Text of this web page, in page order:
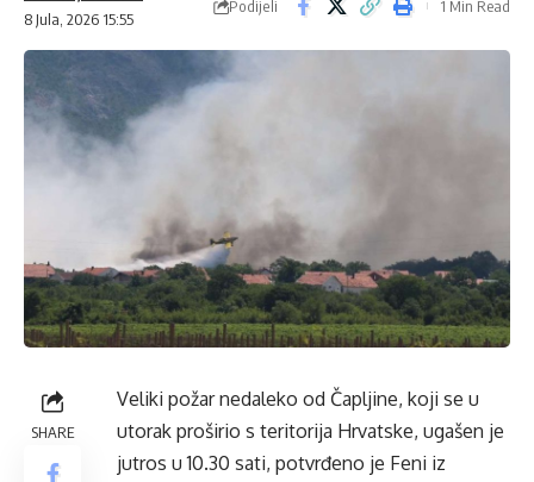
8 Jula, 2026 15:55
Podijeli 1 Min Read
SHARE
Veliki požar nedaleko od Čapljine, koji se u
utorak proširio s teritorija Hrvatske, ugašen je
jutros u 10.30 sati, potvrđeno je Feni iz